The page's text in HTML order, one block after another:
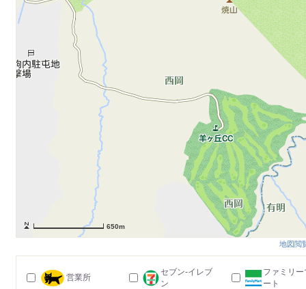
650m
地図閲
営業所
セブン-イレブ
ン
ファミリー
ート